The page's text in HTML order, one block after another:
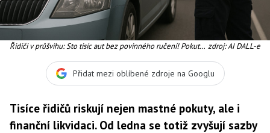
Řidiči v průšvihu: Sto tisíc aut bez povinného ručení! Pokuty zdroj: AI DALL-e
Přidat mezi oblíbené zdroje na Googlu
Tisíce řidičů riskují nejen mastné pokuty, ale i
finanční likvidaci. Od ledna se totiž zvyšují sazby